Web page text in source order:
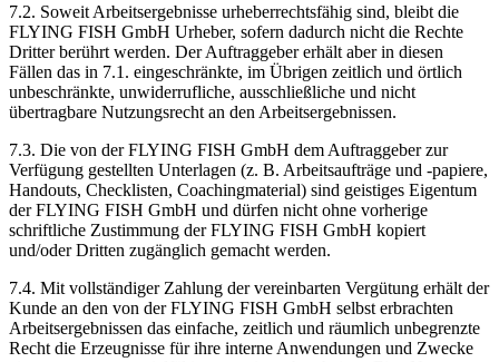
7.2. Soweit Arbeitsergebnisse urheberrechtsfähig sind, bleibt die
FLYING FISH GmbH Urheber, sofern dadurch nicht die Rechte
Dritter berührt werden. Der Auftraggeber erhält aber in diesen
Fällen das in 7.1. eingeschränkte, im Übrigen zeitlich und örtlich
unbeschränkte, unwiderrufliche, ausschließliche und nicht
übertragbare Nutzungsrecht an den Arbeitsergebnissen.
7.3. Die von der FLYING FISH GmbH dem Auftraggeber zur
Verfügung gestellten Unterlagen (z. B. Arbeitsaufträge und -papiere,
Handouts, Checklisten, Coachingmaterial) sind geistiges Eigentum
der FLYING FISH GmbH und dürfen nicht ohne vorherige
schriftliche Zustimmung der FLYING FISH GmbH kopiert
und/oder Dritten zugänglich gemacht werden.
7.4. Mit vollständiger Zahlung der vereinbarten Vergütung erhält der
Kunde an den von der FLYING FISH GmbH selbst erbrachten
Arbeitsergebnissen das einfache, zeitlich und räumlich unbegrenzte
Recht die Erzeugnisse für ihre interne Anwendungen und Zwecke